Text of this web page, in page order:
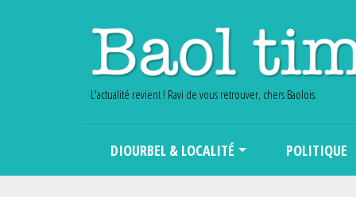
L'actualité revient ! Ravi de vous retrouver, chers Baolois.
DIOURBEL & LOCALITÉ POLITIQUE